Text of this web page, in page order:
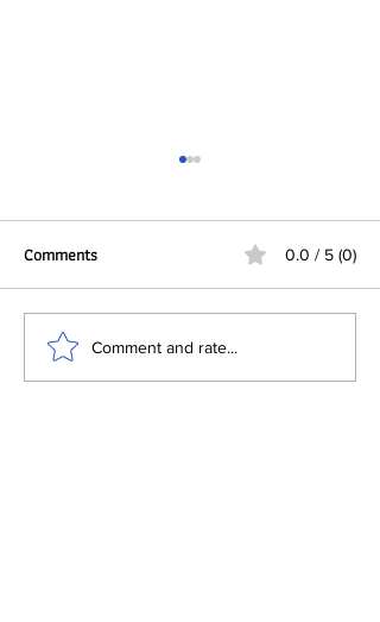
ระบบแมชชีนวิชั่น (Machine
Vision) สำหรับตรวจสอบเลข
Comments 0.0 / 5 (0)
Comment and rate...